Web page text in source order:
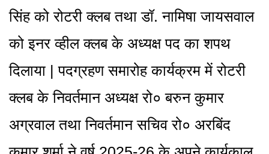
सिंह को रोटरी क्लब तथा डॉ. नामिषा जायसवाल
को इनर व्हील क्लब के अध्यक्ष पद का शपथ
दिलाया | पदग्रहण समारोह कार्यक्रम में रोटरी
क्लब के निवर्तमान अध्यक्ष रो० बरुन कुमार
अग्रवाल तथा निवर्तमान सचिव रो० अरबिंद